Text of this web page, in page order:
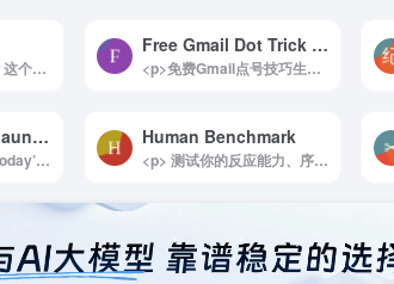
<p>你有选择困难症？这个网站或许能帮上忙！它可以在线生成中文、韩文、日文和英文等多种语言的姓名。虽然这些名字有时看起来相当搞笑，可能不一定实用，但它能为你提供起名的灵感。如果你在起名字时感到纠结，不妨来这里看看，或许会得到意想不到的创意！</p>
Free Gmail Dot Trick Generator
<p>免费Gmail点号技巧生成器是一款实用的工具，允许用户通过一个Gmail地址生成多个账户。这一技巧可以用于多种场景，例如在同一Gmail账号下注册多个网站账户，或者保护用户的隐私。此外，这个生成器也被称为Google Mail技巧、Gmail点号技巧、假Gmail生成器等。</p><p>该技巧的原理在于Gmail会自动忽略电子邮件地址中的点号。这一设计是为了减少用户在输入电子邮件时可能出现的拼写错误。然而，许多网站却将带有点号的电子邮件视为不同的电子邮件ID。因此，用户在注册新网站时，可以在电子邮件中添加点号，从而充分利用Gmail地址的灵活性，轻松创建多个账户。</p><img decoding="async" data-src="//www.40000.net/wp-content/uploads/2024/12/20241215075454-675e8b4eb1afb.webp" src="https://www.40000.net/wp-content/themes/onenav/images/t.png" alt="Free Gmail Dot Trick Generator">
Todays Rocket Launches
<p>RocketLaunch-Today’s Launches 是一款专为太空爱好者和航天领域专家打造的全方位信息平台。无论是了解最新的火箭发射动态，还是回顾历史航天成就，这个网站都能提供详尽而可靠的数据支持。实时更新的任务信息、倒计时以及高清视频资源，让用户足不出户即可跟随全球顶尖航天机构的探索步伐，堪称太空领域的信息宝库。</p><p>详细介绍：</p><p>RocketLaunch-Today’s Launches 是一个专注于全球卫星和飞船发射计划的在线平台，覆盖 SpaceX、NASA 以及其他航天机构的最新动态。用户可以随时查看当天的火箭发射时间表，并通过实时倒计时掌握每一项任务的关键时刻。平台提供详细的任务背景信息、高清视频直播以及实时状态更新，帮助用户深入了解每次发射的技术亮点和科学意义。</p><p>除了当下的发射信息，网站还记录了丰富的历史航天数据，包括历年发射任务的详尽档案和年度回顾等内容，为研究者和爱好者提供珍贵的参考资料。RocketLaunch-Today’s Launches 用全面的功能和易用的界面，成为航天领域信息获取的不二选择，既能满足科普需求，也能服务于专业研究。</p><img decoding="async" data-src="//www.40000.net/wp-content/uploads/2024/12/20241215075441-675e8b416ea93.webp" src="https://www.40000.net/wp-content/themes/onenav/images/t.png" alt="Todays Rocket Launches">
Human Benchmark
<p> 测试你的反应能力、序列存储器、瞄准训练器、数字记忆、言语记忆、黑猩猩测试、视觉记忆与打字，并且每个测试都有统计。 </p>